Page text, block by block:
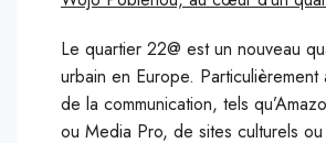
Le quartier 22@ est un nouveau
urbain en Europe.
de la communication, tels
ou Media Pro, de sites culturels